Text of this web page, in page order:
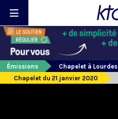
Émissions
Chapelet à Lourdes
Chapelet du 21 janvier 2020